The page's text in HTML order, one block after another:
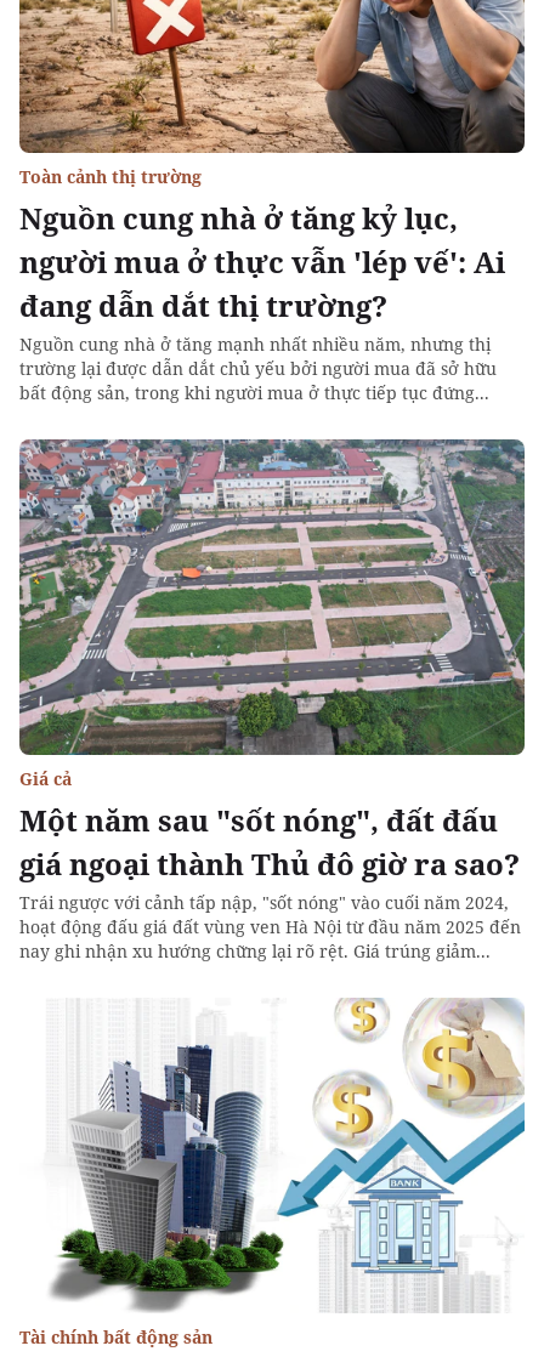
Nguồn cung nhà ở tăng kỷ lục,
người mua ở thực vẫn 'lép vế': Ai
đang dẫn dắt thị trường?
Toàn cảnh thị trường
Nguồn cung nhà ở tăng mạnh nhất nhiều năm, nhưng thị
trường lại được dẫn dắt chủ yếu bởi người mua đã sở hữu
bất động sản, trong khi người mua ở thực tiếp tục đứng...
Một năm sau "sốt nóng", đất đấu
giá ngoại thành Thủ đô giờ ra sao?
Giá cả
Trái ngược với cảnh tấp nập, "sốt nóng" vào cuối năm 2024,
hoạt động đấu giá đất vùng ven Hà Nội từ đầu năm 2025 đến
nay ghi nhận xu hướng chững lại rõ rệt. Giá trúng giảm...
Tài chính bất động sản